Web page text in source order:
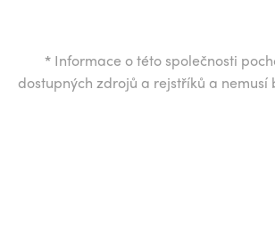
* Informace o této společnosti
dostupných zdrojů a rejstříků a nemusí